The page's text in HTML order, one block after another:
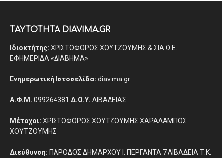
ΤΑΥΤΟΤΗΤΑ DIAVIMA.GR
Ιδιοκτήτης: ΧΡΙΣΤΟΦΟΡΟΣ ΧΟΥΤΖΟΥΜΗΣ & ΣΙΑ Ο.Ε.
ΕΦΗΜΕΡΙΔΑ «ΔΙΑΒΗΜΑ»
Ενημερωτική Ιστοσελίδα: diavima.gr
Α.Φ.Μ. 099264381 Δ.Ο.Υ. ΛΙΒΑΔΕΙΑΣ
Μέτοχοι: ΧΡΙΣΤΟΦΟΡΟΣ ΧΟΥΤΖΟΥΜΗΣ ΧΑΡΑΛΑΜΠΟΣ
ΧΟΥΤΖΟΥΜΗΣ
Διεύθυνση: ΠΑΡΟΔΟΣ ΔΗΜΑΡΧΟΥ Ι. ΠΕΡΓΑΝΤΑ 7 ΛΙΒΑΔΕΙΑ Τ.Κ.